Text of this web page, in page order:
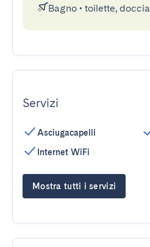
Bagno • toilette, doccia
Servizi
Asciugacapelli
Internet WiFi
Mostra tutti i servizi